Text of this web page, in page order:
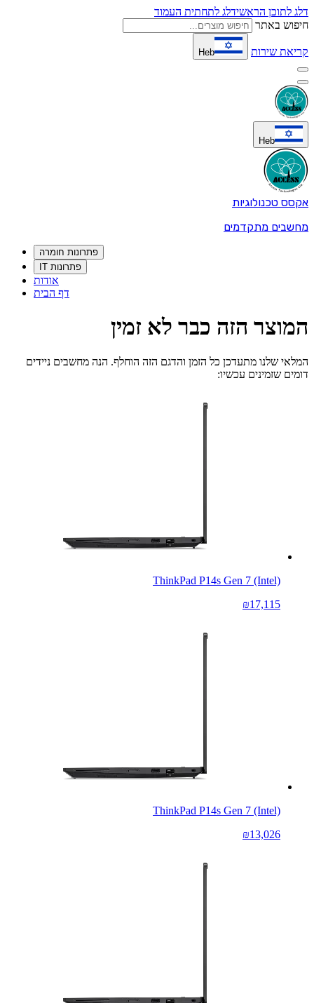
דלג לתוכן הראשידלג לתחתית העמוד
חיפוש באתר
קריאת שירות Heb
Heb
אקסס טכנולוגיות
מחשבים מתקדמים
פתרונות חומרה
פתרונות IT
אודות
דף הבית
המוצר הזה כבר לא זמין
המלאי שלנו מתעדכן כל הזמן והדגם הזה הוחלף. הנה מחשבים ניידים
דומים שזמינים עכשיו:
ThinkPad P14s Gen 7 (Intel)
₪17,115
ThinkPad P14s Gen 7 (Intel)
₪13,026